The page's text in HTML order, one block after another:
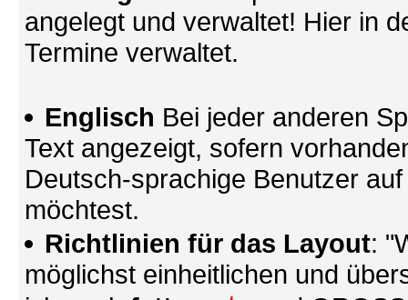
angelegt und verwaltet! Hier in
Termine verwaltet.
Englisch Bei jeder anderen
Text angezeigt, sofern
Deutsch-sprachige Benutzer
möchtest.
Richtlinien für das Layout:
möglichst einheitlichen und